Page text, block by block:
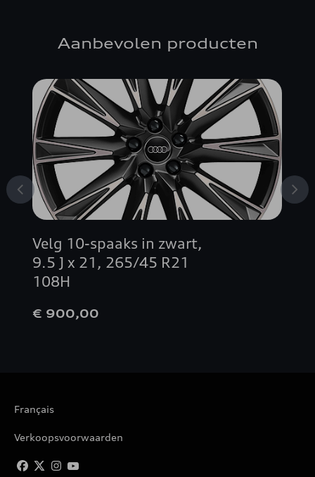
Aanbevolen producten
Velg 10-spaaks in zwart,
9.5 J x 21, 265/45 R21
108H
€ 900,00
Français
Verkoopsvoorwaarden